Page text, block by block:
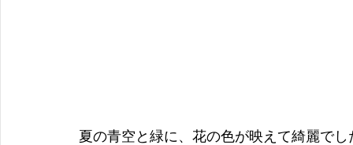
夏の青空と緑に、花の色が映えて綺麗でし